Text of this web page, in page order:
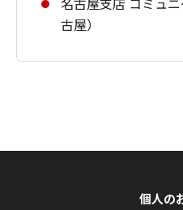
古屋）
個人の